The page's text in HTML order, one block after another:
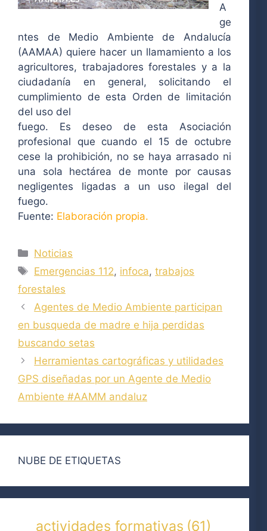
A
ge
ntes de Medio Ambiente de Andalucía
(AAMAA) quiere hacer un llamamiento a los
agricultores, trabajadores forestales y a la
ciudadanía en general, solicitando el
cumplimiento de esta Orden de limitación
del uso del
fuego. Es deseo de esta Asociación
profesional que cuando el 15 de octubre
cese la prohibición, no se haya arrasado ni
una sola hectárea de monte por causas
negligentes ligadas a un uso ilegal del
fuego.
Fuente: Elaboración propia.
Categorías
Noticias
Etiquetas
Emergencias 112, infoca,trabajos
forestales
Agentes de Medio Ambiente participan
en busqueda de madre e hija perdidas
buscando setas
Herramientas cartográficas y utilidades
GPS diseñadas por un Agente de Medio
Ambiente #AAMM andaluz
NUBE DE ETIQUETAS
actividades formativas (61)